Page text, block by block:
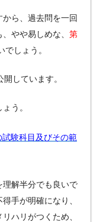
ら、過去問を一回
やや易しめな、 第
しょう。
開しています。
う。
験科目及びその範
理解半分でも良いで
手が明確になり、
ハリがつくため、